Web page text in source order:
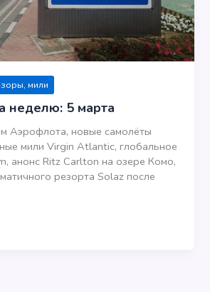
мили
неделю: 5 марта
Аэрофлота, новые самолёты
мили Virgin Atlantic, глобальное
анонс Ritz Carlton на озере Комо,
резорта Solaz после